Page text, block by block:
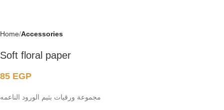
Home Accessories
Soft floral paper
85 EGP
مجموعة ورقيات بثيم الورود الناعمه